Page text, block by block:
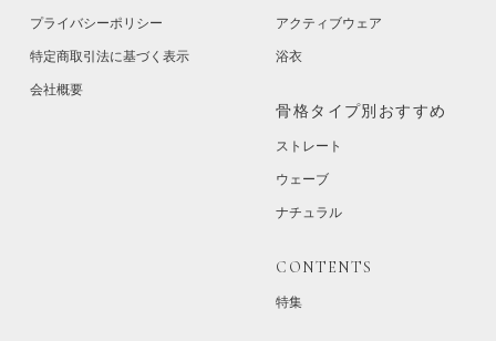
プライバシーポリシー
特定商取引法に基づく表示
会社概要
アクティブウェア
浴衣
骨格タイプ別おすすめ
ストレート
ウェーブ
ナチュラル
CONTENTS
特集